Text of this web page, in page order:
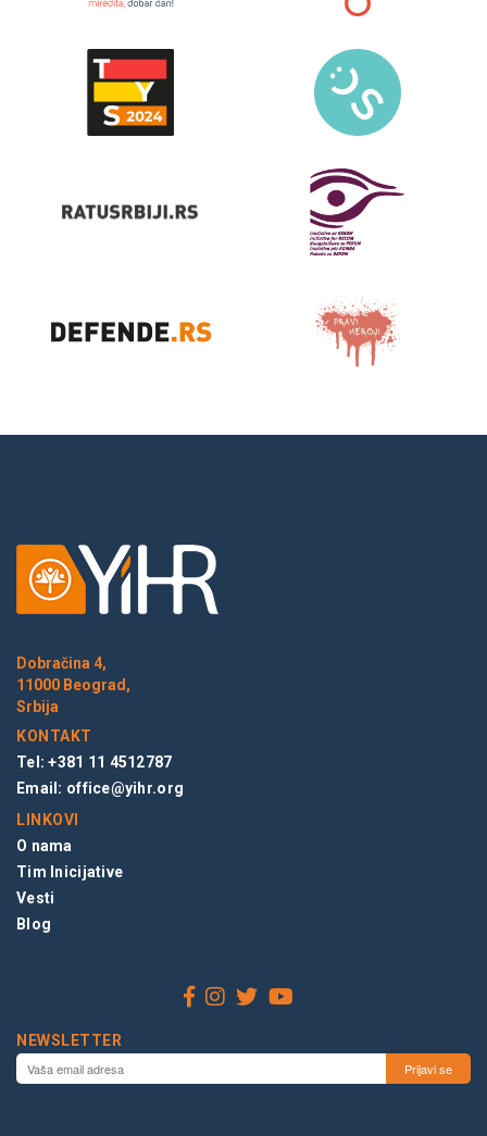
Dobračina 4,
11000 Beograd,
Srbija
KONTAKT
Tel: +381 11 4512787
Email: office@yihr.org
LINKOVI
O nama
Tim Inicijative
Vesti
Blog
NEWSLETTER